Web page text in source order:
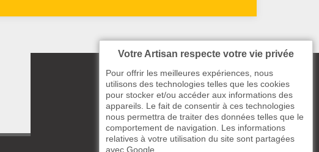
Votre Artisan respecte votre vie privée
Pour offrir les meilleures expériences, nous
utilisons des technologies telles que les cookies
pour stocker et/ou accéder aux informations des
appareils. Le fait de consentir à ces technologies
nous permettra de traiter des données telles que le
comportement de navigation. Les informations
relatives à votre utilisation du site sont partagées
avec Google.